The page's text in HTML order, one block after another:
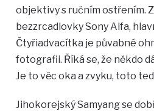
objektivy s ručním ostřením.
bezzrcadlovky Sony Alfa,
Čtyřiadvacítka je půvabné
fotografii. Říká se, že někdo
Je to věc oka a zvyku, toto
Jihokorejský Samyang se